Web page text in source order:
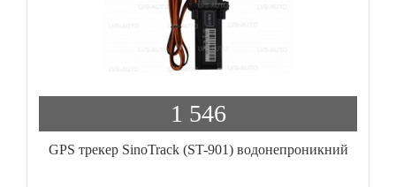
1 546
GPS трекер SinoTrack (ST-901) водонепроникний